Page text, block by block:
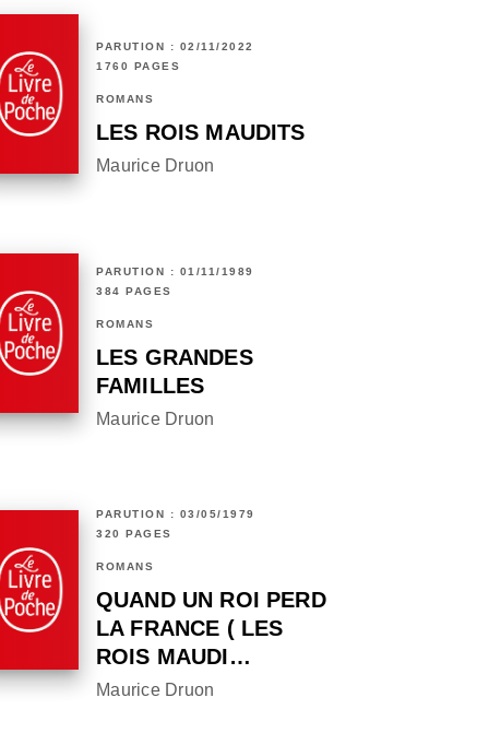
PARUTION : 02/11/2022
1760 PAGES
ROMANS
LES ROIS MAUDITS
Maurice Druon
PARUTION : 01/11/1989
384 PAGES
ROMANS
LES GRANDES
FAMILLES
Maurice Druon
PARUTION : 03/05/1979
320 PAGES
ROMANS
QUAND UN ROI PERD
LA FRANCE ( LES
ROIS MAUDI…
Maurice Druon